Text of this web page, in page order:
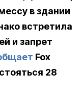
в здании
встретила
и запрет
Fox
28